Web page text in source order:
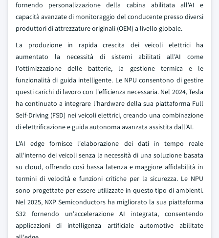
fornendo personalizzazione della cabina abilitata all'AI e
capacità avanzate di monitoraggio del conducente presso diversi
produttori di attrezzature originali (OEM) a livello globale.
La produzione in rapida crescita dei veicoli elettrici ha
aumentato la necessità di sistemi abilitati all'AI come
l'ottimizzazione delle batterie, la gestione termica e le
funzionalità di guida intelligente. Le NPU consentono di gestire
questi carichi di lavoro con l'efficienza necessaria. Nel 2024, Tesla
ha continuato a integrare l'hardware della sua piattaforma Full
Self-Driving (FSD) nei veicoli elettrici, creando una combinazione
di elettrificazione e guida autonoma avanzata assistita dall'AI.
L'AI edge fornisce l'elaborazione dei dati in tempo reale
all'interno dei veicoli senza la necessità di una soluzione basata
su cloud, offrendo così bassa latenza e maggiore affidabilità in
termini di velocità e funzioni critiche per la sicurezza. Le NPU
sono progettate per essere utilizzate in questo tipo di ambienti.
Nel 2025, NXP Semiconductors ha migliorato la sua piattaforma
S32 fornendo un'accelerazione AI integrata, consentendo
applicazioni di intelligenza artificiale automotive abilitate